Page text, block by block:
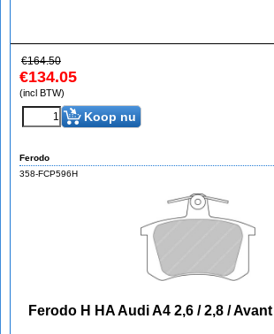
€164.50
€134.05
(incl BTW)
Koop nu
Ferodo
358-FCP596H
Ferodo H HA Audi A4 2,6 / 2,8 / Avant